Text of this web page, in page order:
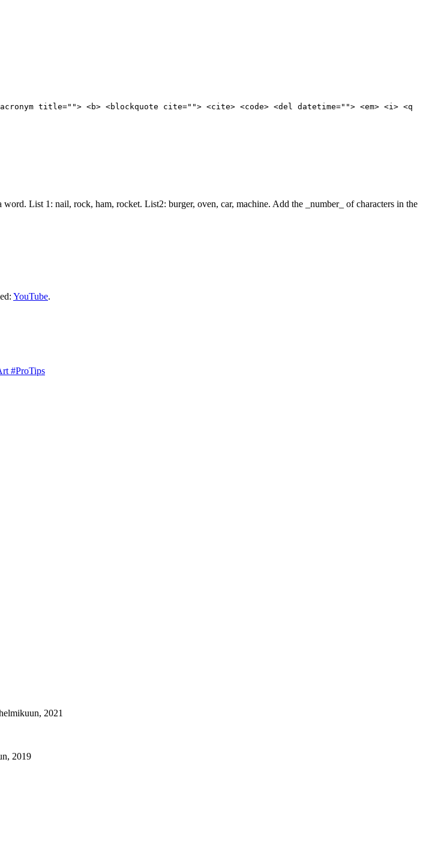
title=""> <b> <blockquote cite=""> <cite> <code> <del datetime=""> <em> <i> <q
List 1: nail, rock, ham, rocket. List2: burger, oven, car, machine. Add the _number_ of characters in the
YouTube.
#ProTips
2021
2019